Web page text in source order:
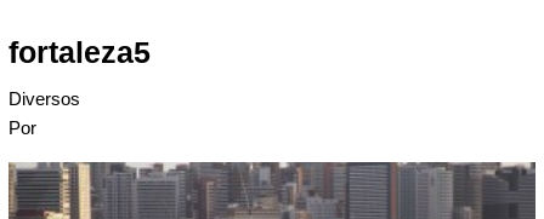
fortaleza5
Diversos
Por